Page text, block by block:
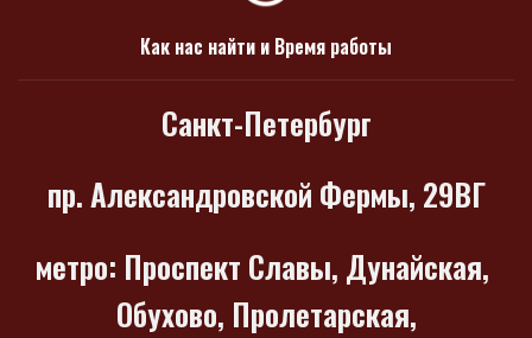
Как нас найти и Время работы
Санкт-Петербург
пр. Александровской Фермы, 29ВГ
метро: Проспект Славы, Дунайская,
Обухово, Пролетарская,